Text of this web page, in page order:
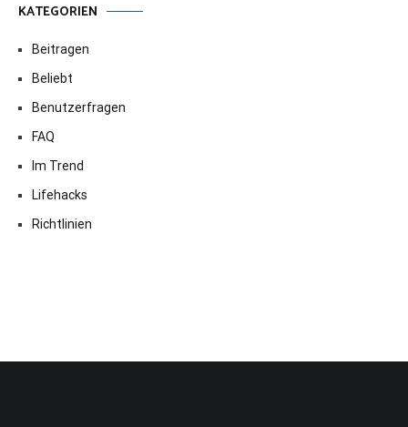
KATEGORIEN
Beitragen
Beliebt
Benutzerfragen
FAQ
Im Trend
Lifehacks
Richtlinien